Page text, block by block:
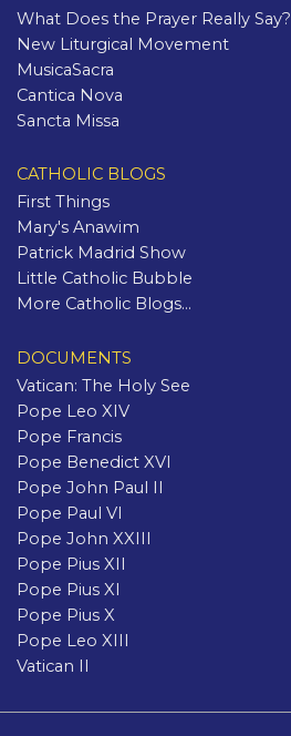
What Does the Prayer Really Say?
New Liturgical Movement
MusicaSacra
Cantica Nova
Sancta Missa
CATHOLIC BLOGS
First Things
Mary's Anawim
Patrick Madrid Show
Little Catholic Bubble
More Catholic Blogs...
DOCUMENTS
Vatican: The Holy See
Pope Leo XIV
Pope Francis
Pope Benedict XVI
Pope John Paul II
Pope Paul VI
Pope John XXIII
Pope Pius XII
Pope Pius XI
Pope Pius X
Pope Leo XIII
Vatican II